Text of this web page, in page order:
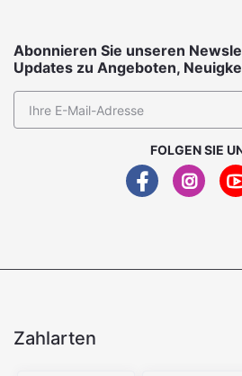
Abonnieren Sie unseren
Updates zu Angeboten,
FOLGEN SIE
Zahlarten